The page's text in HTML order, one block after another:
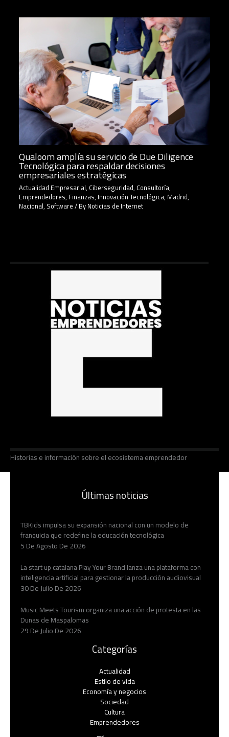
Qualoom amplía su servicio de Due Diligence
Tecnológica para respaldar decisiones
empresariales estratégicas
Actualidad Empresarial, Ciberseguridad, Consultoría,
Emprendedores, Finanzas, Innovación Tecnológica, Madrid,
Nacional, Software/ ByNoticias de Internet
Historias e información sobre el ecosistema emprendedor
Últimas noticias
TBKids impulsa su expansión nacional con un modelo de
franquicia que redefine la educación tecnológica
5 De Agosto De 2026
La start up catalana Play Your Brand lanza una plataforma con
inteligencia artificial para gestionar la producción audiovisual
30 De Julio De 2026
Music Meets Tourism organiza una acción de protesta en las
Dunas de Maspalomas
29 De Julio De 2026
Categorías
Actualidad
Estilo de vida
Economía y negocios​
Sociedad
Cultura
Emprendedores